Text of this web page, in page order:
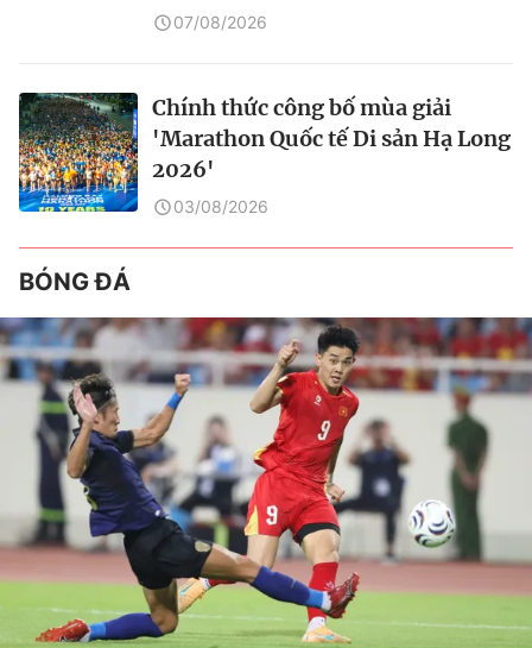
07/08/2026
Chính thức công bố mùa giải
'Marathon Quốc tế Di sản Hạ Long
2026'
03/08/2026
BÓNG ĐÁ